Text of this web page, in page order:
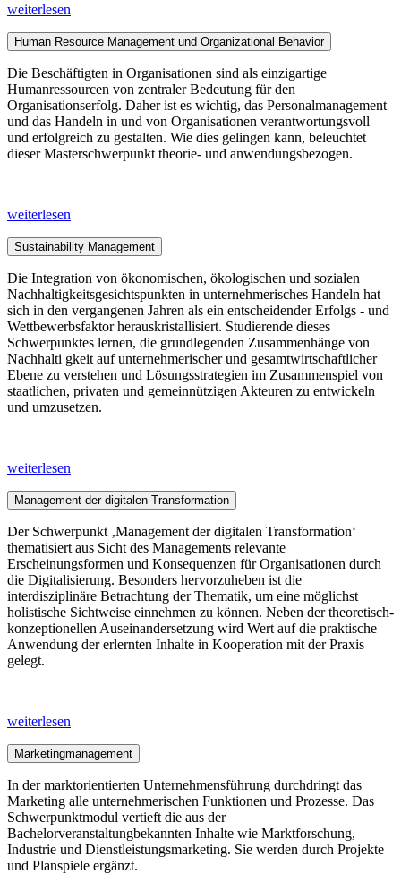
weiterlesen
Human Resource Management und Organizational Behavior
Die Beschäftigten in Organisationen sind als einzigartige
Humanressourcen von zentraler Bedeutung für den
Organisationserfolg. Daher ist es wichtig, das Personalmanagement
und das Handeln in und von Organisationen verantwortungsvoll
und erfolgreich zu gestalten. Wie dies gelingen kann, beleuchtet
dieser Masterschwerpunkt theorie- und anwendungsbezogen.
weiterlesen
Sustainability Management
Die Integration von ökonomischen, ökologischen und sozialen
Nachhaltigkeitsgesichtspunkten in unternehmerisches Handeln hat
sich in den vergangenen Jahren als ein entscheidender Erfolgs - und
Wettbewerbsfaktor herauskristallisiert. Studierende dieses
Schwerpunktes lernen, die grundlegenden Zusammenhänge von
Nachhalti gkeit auf unternehmerischer und gesamtwirtschaftlicher
Ebene zu verstehen und Lösungsstrategien im Zusammenspiel von
staatlichen, privaten und gemeinnützigen Akteuren zu entwickeln
und umzusetzen.
weiterlesen
Management der digitalen Transformation
Der Schwerpunkt ‚Management der digitalen Transformation‘
thematisiert aus Sicht des Managements relevante
Erscheinungsformen und Konsequenzen für Organisationen durch
die Digitalisierung. Besonders hervorzuheben ist die
interdisziplinäre Betrachtung der Thematik, um eine möglichst
holistische Sichtweise einnehmen zu können. Neben der theoretisch-
konzeptionellen Auseinandersetzung wird Wert auf die praktische
Anwendung der erlernten Inhalte in Kooperation mit der Praxis
gelegt.
weiterlesen
Marketingmanagement
In der marktorientierten Unternehmensführung durchdringt das
Marketing alle unternehmerischen Funktionen und Prozesse. Das
Schwerpunktmodul vertieft die aus der
Bachelorveranstaltungbekannten Inhalte wie Marktforschung,
Industrie und Dienstleistungsmarketing. Sie werden durch Projekte
und Planspiele ergänzt.